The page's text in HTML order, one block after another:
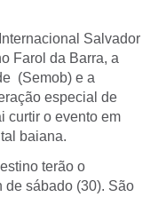
Salvador
Farol da Barra, a
(Semob) e a
especial de
curtir o evento em
baiana.
terão o
de sábado (30). São